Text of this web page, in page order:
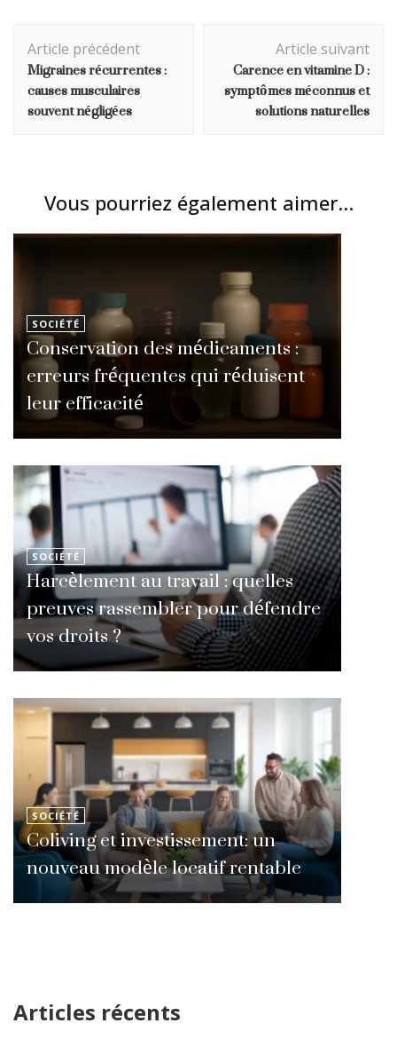
d'article
Article précédent
Migraines récurrentes :
causes musculaires
souvent négligées
Article suivant
Carence en vitamine D :
symptômes méconnus et
solutions naturelles
Vous pourriez également aimer...
SOCIÉTÉ
Conservation des médicaments :
erreurs fréquentes qui réduisent
leur efficacité
SOCIÉTÉ
Harcèlement au travail : quelles
preuves rassembler pour défendre
vos droits ?
SOCIÉTÉ
Coliving et investissement: un
nouveau modèle locatif rentable
Articles récents